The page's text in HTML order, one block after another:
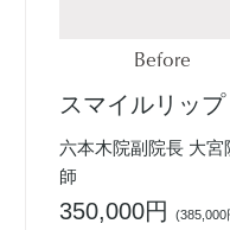
Before
スマイルリップ
六本木院副院長 大
師
350,000円(385,000